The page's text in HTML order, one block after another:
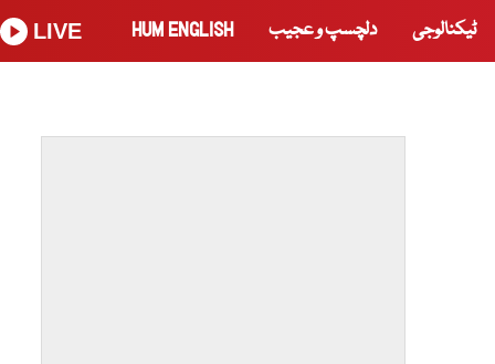
ٹیکنالوجی دلچسپ و عجیب HUM ENGLISH
LIVE